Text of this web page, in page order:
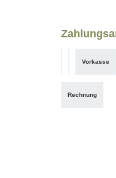
Vorkasse
Rechnung